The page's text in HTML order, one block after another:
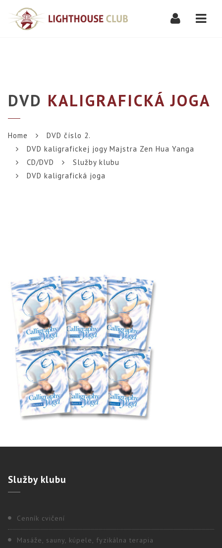
DVD KALIGRAFICKÁ JOGA
Home
DVD číslo 2.
DVD kaligrafickej jogy Majstra Zen Hua Yanga
CD/DVD
Služby klubu
DVD kaligrafická joga
Službyklubu
Cenník cvičení
Masáže, sauny, kúpele, fyzikálna terapia